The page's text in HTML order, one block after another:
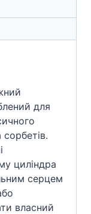
для
циліндра
серцем
власний